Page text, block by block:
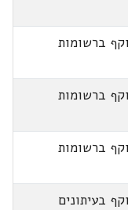
ברשומות
ברשומות
ברשומות
בעיתונים